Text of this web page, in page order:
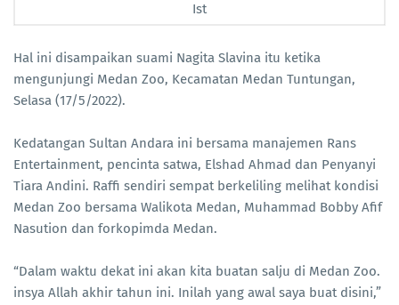
Ist
Hal ini disampaikan suami Nagita Slavina itu ketika
mengunjungi Medan Zoo, Kecamatan Medan Tuntungan,
Selasa (17/5/2022).
Kedatangan Sultan Andara ini bersama manajemen Rans
Entertainment, pencinta satwa, Elshad Ahmad dan Penyanyi
Tiara Andini. Raffi sendiri sempat berkeliling melihat kondisi
Medan Zoo bersama Walikota Medan, Muhammad Bobby Afif
Nasution dan forkopimda Medan.
“Dalam waktu dekat ini akan kita buatan salju di Medan Zoo.
insya Allah akhir tahun ini. Inilah yang awal saya buat disini,”